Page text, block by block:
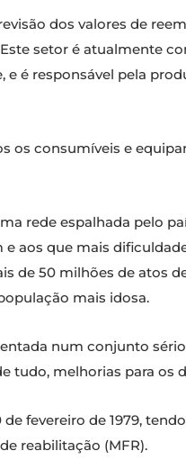
dos valores de
Este setor é atualmente
é responsável pela
os consumíveis e
rede espalhada pelo
e aos que mais
de 50 milhões de atos
mais idosa.
num conjunto
tudo, melhorias para os
fevereiro de 1979,
reabilitação (MFR).